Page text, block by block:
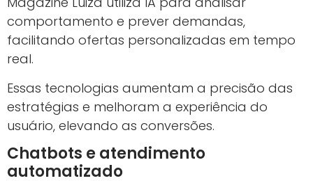
comportamento e prever demandas,
facilitando ofertas personalizadas em tempo
real.
Essas tecnologias aumentam a precisão das
estratégias e melhoram a experiência do
usuário, elevando as conversões.
Chatbots e atendimento
automatizado